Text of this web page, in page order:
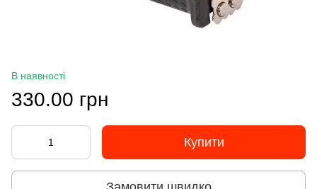
В наявності
330.00 грн
Купити